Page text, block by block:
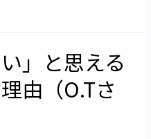
」と思える
由（O.Tさ